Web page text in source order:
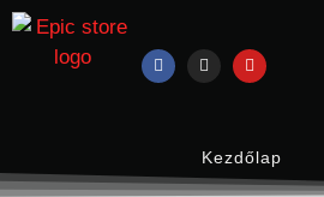
Kezdőlap